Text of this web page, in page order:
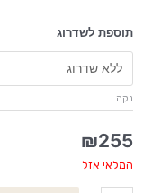
תוספת לשדרוג
נקה
₪255
המלאי אזל